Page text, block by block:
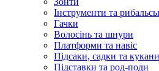
Інструменти та
Гачки
Волосінь та шнури
Платформи та навіс
Підсаки, садки та кукани
Підставки та род-поди